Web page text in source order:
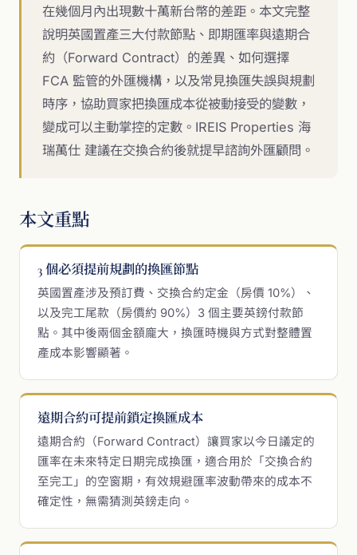
在幾個月內出現數十萬新台幣的差距。本文完整
說明英國置產三大付款節點、即期匯率與遠期合
約（Forward Contract）的差異、如何選擇
FCA 監管的外匯機構，以及常見換匯失誤與規劃
時序，協助買家把換匯成本從被動接受的變數，
變成可以主動掌控的定數。IREIS Properties 海
瑞萬仕 建議在交換合約後就提早諮詢外匯顧問。
本文重點
3 個必須提前規劃的換匯節點
英國置產涉及預訂費、交換合約定金（房價 10%）、
以及完工尾款（房價約 90%）3 個主要英鎊付款節
點。其中後兩個金額龐大，換匯時機與方式對整體置
產成本影響顯著。
遠期合約可提前鎖定換匯成本
遠期合約（Forward Contract）讓買家以今日議定的
匯率在未來特定日期完成換匯，適合用於「交換合約
至完工」的空窗期，有效規避匯率波動帶來的成本不
確定性，無需猜測英鎊走向。